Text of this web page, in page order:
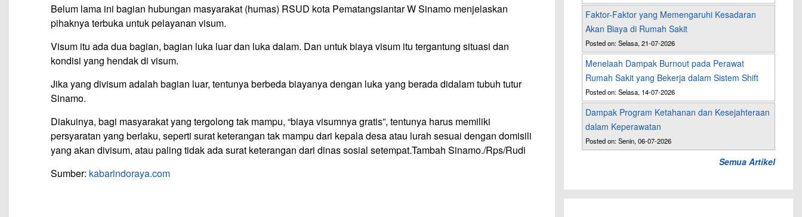
Belum lama ini bagian hubungan masyarakat (humas) RSUD kota Pematangsiantar W Sinamo menjelaskan
pihaknya terbuka untuk pelayanan visum.
Visum itu ada dua bagian, bagian luka luar dan luka dalam. Dan untuk biaya visum itu tergantung situasi dan
kondisi yang hendak di visum.
Jika yang divisum adalah bagian luar, tentunya berbeda biayanya dengan luka yang berada didalam tubuh tutur
Sinamo.
Diakuinya, bagi masyarakat yang tergolong tak mampu, “biaya visumnya gratis”, tentunya harus memiliki
persyaratan yang berlaku, seperti surat keterangan tak mampu dari kepala desa atau lurah sesuai dengan domisili
yang akan divisum, atau paling tidak ada surat keterangan dari dinas sosial setempat.Tambah Sinamo./Rps/Rudi
Sumber: kabarindoraya.com
Faktor-Faktor yang Memengaruhi Kesadaran
Akan Biaya di Rumah Sakit
Posted on: Selasa, 21-07-2026
Menelaah Dampak Burnout pada Perawat
Rumah Sakit yang Bekerja dalam Sistem Shift
Posted on: Selasa, 14-07-2026
Dampak Program Ketahanan dan Kesejahteraan
dalam Keperawatan
Posted on: Senin, 06-07-2026
Semua Artikel